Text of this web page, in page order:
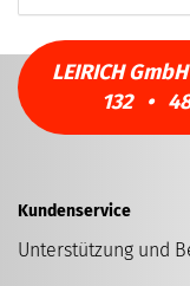
LEIRICH
132 •
Kundenservice
Unterstützung und